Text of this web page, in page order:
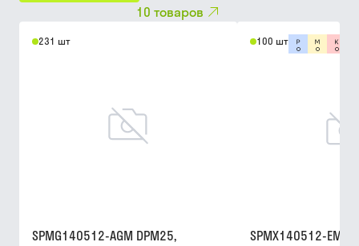
10 товаров
231 шт
SPMG140512-AGM DPM25,
100 шт
SPMX140512-EM